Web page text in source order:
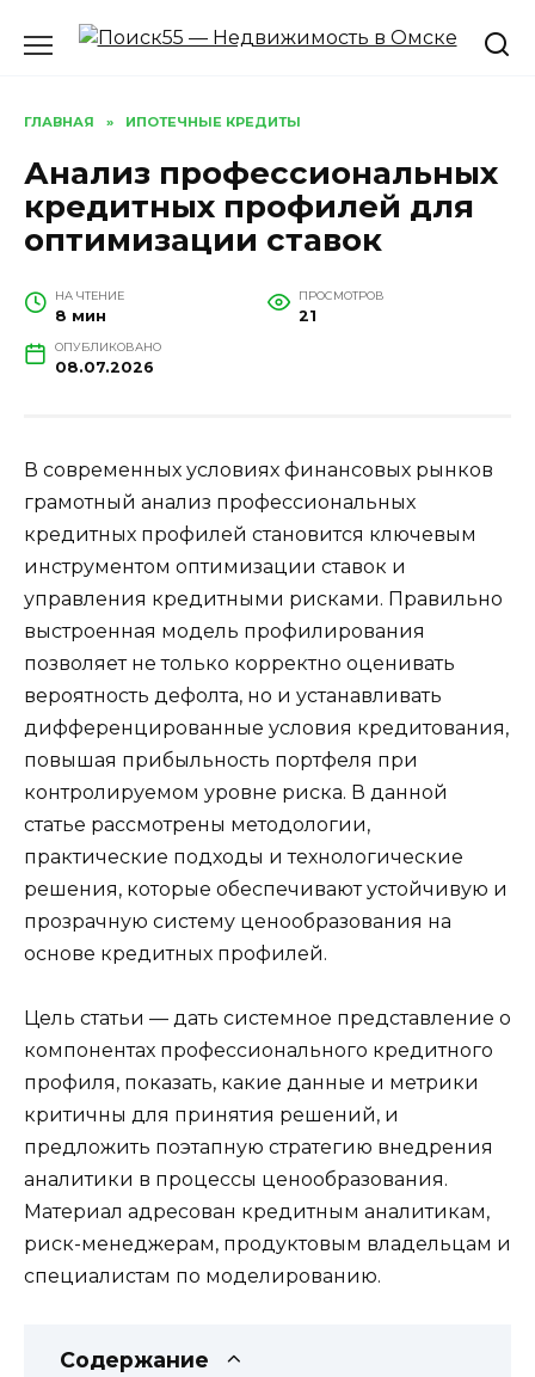
ГЛАВНАЯ » ИПОТЕЧНЫЕ КРЕДИТЫ
Анализ профессиональных
кредитных профилей для
оптимизации ставок
НА ЧТЕНИЕ
8 мин
ПРОСМОТРОВ
21
ОПУБЛИКОВАНО
08.07.2026
В современных условиях финансовых рынков
грамотный анализ профессиональных
кредитных профилей становится ключевым
инструментом оптимизации ставок и
управления кредитными рисками. Правильно
выстроенная модель профилирования
позволяет не только корректно оценивать
вероятность дефолта, но и устанавливать
дифференцированные условия кредитования,
повышая прибыльность портфеля при
контролируемом уровне риска. В данной
статье рассмотрены методологии,
практические подходы и технологические
решения, которые обеспечивают устойчивую и
прозрачную систему ценообразования на
основе кредитных профилей.
Цель статьи — дать системное представление о
компонентах профессионального кредитного
профиля, показать, какие данные и метрики
критичны для принятия решений, и
предложить поэтапную стратегию внедрения
аналитики в процессы ценообразования.
Материал адресован кредитным аналитикам,
риск-менеджерам, продуктовым владельцам и
специалистам по моделированию.
Содержание